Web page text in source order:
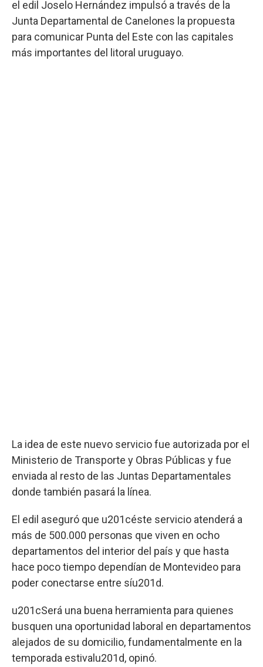
el edil Joselo Hernández impulsó a través de la
Junta Departamental de Canelones la propuesta
para comunicar Punta del Este con las capitales
más importantes del litoral uruguayo.
La idea de este nuevo servicio fue autorizada por el
Ministerio de Transporte y Obras Públicas y fue
enviada al resto de las Juntas Departamentales
donde también pasará la línea.
El edil aseguró que u201céste servicio atenderá a
más de 500.000 personas que viven en ocho
departamentos del interior del país y que hasta
hace poco tiempo dependían de Montevideo para
poder conectarse entre síu201d.
u201cSerá una buena herramienta para quienes
busquen una oportunidad laboral en departamentos
alejados de su domicilio, fundamentalmente en la
temporada estivalu201d, opinó.